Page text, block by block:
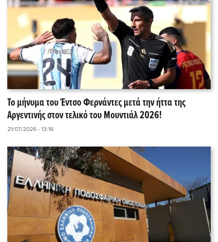
Το μήνυμα του Έντσο Φερνάντες μετά την ήττα της
Αργεντινής στον τελικό του Μουντιάλ 2026!
21/07/2026 - 13:16